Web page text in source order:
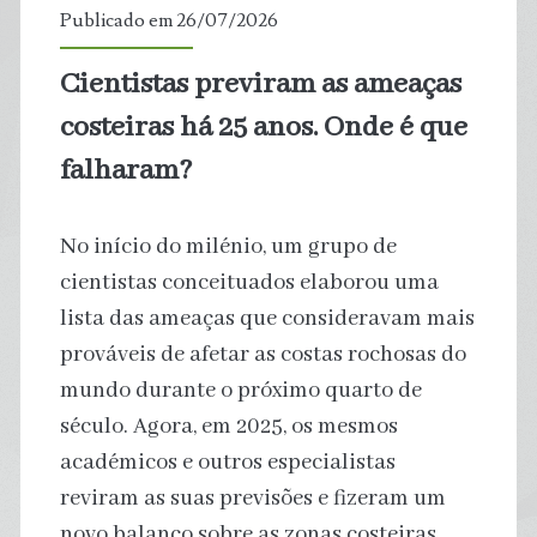
ao
tráfico
de
Amazônia
Publicado em 26/07/2026
Cientistas previram as ameaças
costeiras há 25 anos. Onde é que
falharam?
No início do milénio, um grupo de
cientistas conceituados elaborou uma
lista das ameaças que consideravam mais
prováveis de afetar as costas rochosas do
mundo durante o próximo quarto de
século. Agora, em 2025, os mesmos
académicos e outros especialistas
reviram as suas previsões e fizeram um